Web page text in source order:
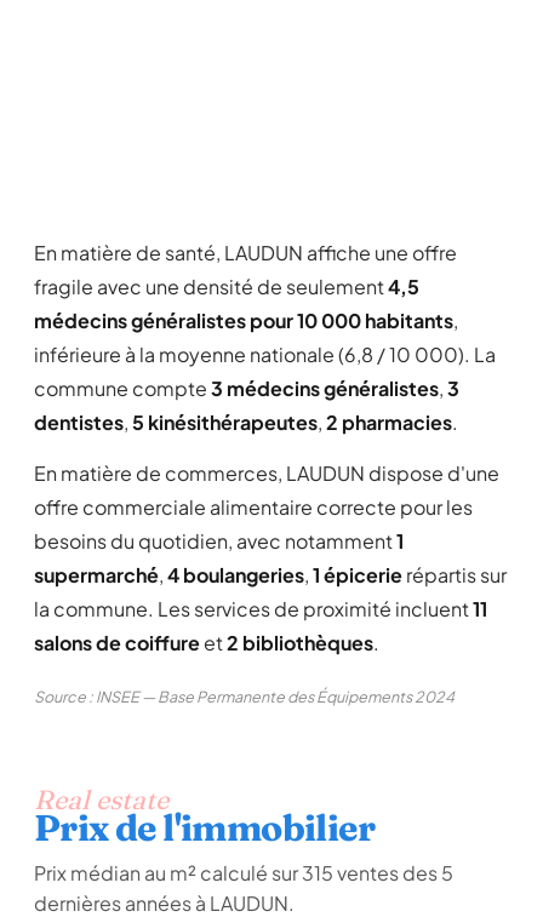
En matière de santé, LAUDUN affiche une offre
fragile avec une densité de seulement4,5
médecins généralistes pour 10 000 habitants,
inférieure à la moyenne nationale (6,8 / 10 000). La
commune compte3 médecins généralistes,3
dentistes,5 kinésithérapeutes,2 pharmacies.
En matière de commerces, LAUDUN dispose d'une
offre commerciale alimentaire correcte pour les
besoins du quotidien, avec notamment1
supermarché,4 boulangeries,1 épicerierépartis sur
la commune. Les services de proximité incluent11
salons de coiffureet2 bibliothèques.
Source : INSEE — Base Permanente des Équipements 2024
Real estate
Prix de l'immobilier
Prix médian au m² calculé sur 315 ventes des 5
dernières années à LAUDUN.